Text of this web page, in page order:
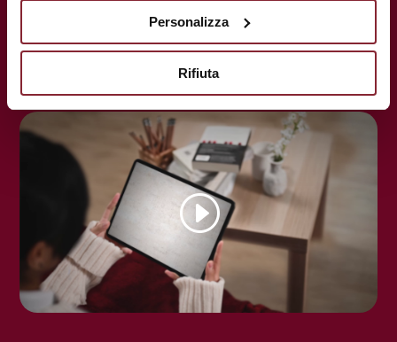
Personalizza
Rifiuta
UnitelmaSapienza.Una storia
centenaria al servizio del tuo futuro.